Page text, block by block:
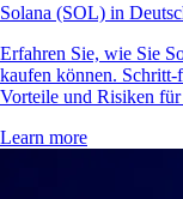
Solana (SOL) in
Erfahren Sie, wie Sie
kaufen können.
Vorteile und Risiken für
Learn more